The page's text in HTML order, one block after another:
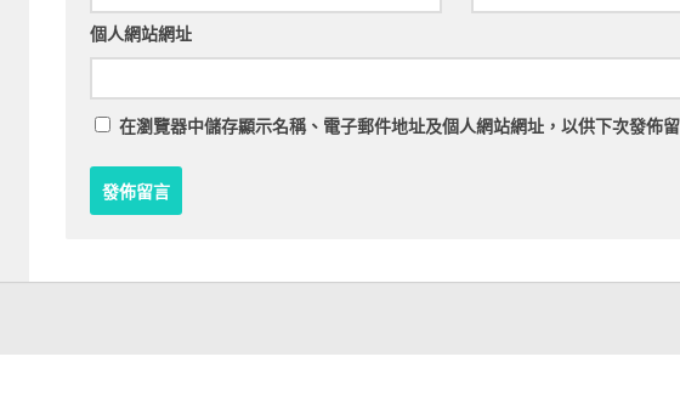
個人網站網址
在瀏覽器中儲存顯示名稱、電子郵件地址及個人網站網址，以供下次發佈